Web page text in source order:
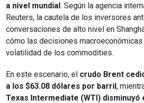
a nivel mundial. Según la agencia
Reuters, la cautela de los inversores
conversaciones de alto nivel en
cómo las decisiones macroeconómicas
volatilidad de los commodities.
En este escenario, el crudo Brent
a los $63.08 dólares por barril,
Texas Intermediate (WTI) disminuyó